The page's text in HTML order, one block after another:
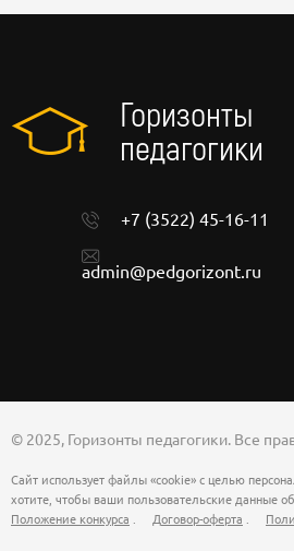
Горизонты
педагогики
+7 (3522) 45-16-11
admin@pedgorizont.ru
© 2025, Горизонты педагогики. Все
Сайт использует файлы «cookie» с целью
хотите, чтобы ваши пользовательские данные
Положение конкурса
Договор-оферта